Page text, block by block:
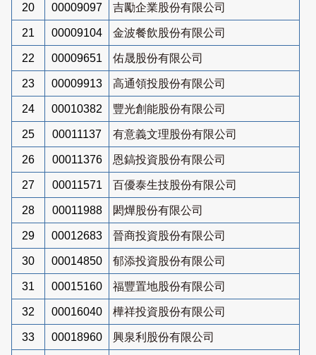
20 00009097 吉勵企業股份有限公司
21 00009104 金波餐飲股份有限公司
22 00009651 佑晟股份有限公司
23 00009913 高通領投股份有限公司
24 00010382 豐光創能股份有限公司
25 00011137 有意義文理股份有限公司
26 00011376 恩鎬投資股份有限公司
27 00011571 百優泰生技股份有限公司
28 00011988 閎燁股份有限公司
29 00012683 晉商投資股份有限公司
30 00014850 郁添投資股份有限公司
31 00015160 福豐置地股份有限公司
32 00016040 樺祥投資股份有限公司
33 00018960 興泉利股份有限公司